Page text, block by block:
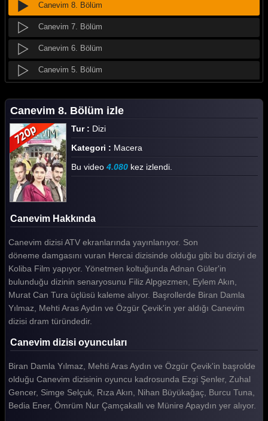
Canevim 8. Bölüm
Canevim 7. Bölüm
Canevim 6. Bölüm
Canevim 5. Bölüm
Canevim 3. Bölüm
Canevim 2. Bölüm
Canevim 1. Bölüm
Tüm Bölümleri Göster
Canevim 8. Bölüm izle
Tur : Dizi
Kategori : Macera
Bu video 4.080 kez izlendi.
Canevim Hakkında
Canevim dizisi ATV ekranlarında yayınlanıyor. Son
döneme damgasını vuran Hercai dizisinde olduğu gibi bu diziyi de
Koliba Film yapıyor. Yönetmen koltuğunda Adnan Güler'in
bulunduğu dizinin senaryosunu Filiz Alpgezmen, Eylem Akın,
Murat Can Tura üçlüsü kaleme alıyor. Başrollerde Biran Damla
Yılmaz, Mehti Aras Aydın ve Özgür Çevik'in yer aldığı Canevim
dizisi dram türündedir.
Canevim dizisi oyuncuları
Biran Damla Yılmaz, Mehti Aras Aydın ve Özgür Çevik'in başrolde
olduğu Canevim dizisinin oyuncu kadrosunda Ezgi Şenler, Zuhal
Gencer, Simge Selçuk, Rıza Akın, Nihan Büyükağaç, Burcu Tuna,
Bedia Ener, Ömrüm Nur Çamçakallı ve Münire Apaydın yer alıyor.